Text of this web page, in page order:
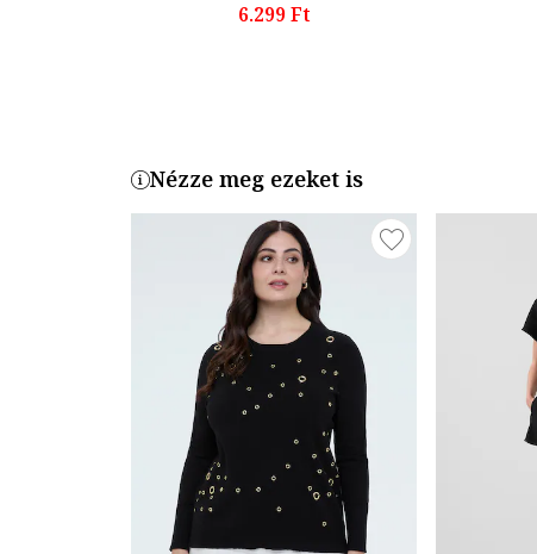
6.299 Ft
Nézze meg ezeket is